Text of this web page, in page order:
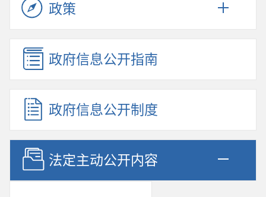
政策
政府信息公开指南
政府信息公开制度
法定主动公开内容